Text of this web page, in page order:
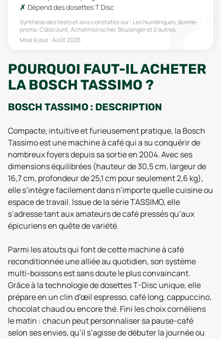
Dépend des dosettes T Disc
Synthèse des tests et avis constatés sur : Les Numériques, Bonne-
promo, Cdiscount, Achatmoinscher, Boulangeret 2 autres
Mise à jour :Août 2026
POURQUOI FAUT-IL ACHETER
LA BOSCH TASSIMO ?
BOSCH TASSIMO : DESCRIPTION
Compacte, intuitive et furieusement pratique, la Bosch
Tassimo est une machine à café qui a su conquérir de
nombreux foyers depuis sa sortie en 2004. Avec ses
dimensions équilibrées (hauteur de 30,5 cm, largeur de
16,7 cm, profondeur de 25,1 cm pour seulement 2,6 kg),
elle s’intègre facilement dans n’importe quelle cuisine ou
espace de travail. Issue de la série TASSIMO, elle
s’adresse tant aux amateurs de café pressés qu’aux
épicuriens en quête de variété.
Parmi les atouts qui font de cette machine à café
reconditionnée une alliée au quotidien, son système
multi-boissons est sans doute le plus convaincant.
Grâce à la technologie de dosettes T-Disc unique, elle
prépare en un clin d’œil espresso, café long, cappuccino,
chocolat chaud ou encore thé. Fini les choix cornéliens
le matin : chacun peut personnaliser sa pause-café
selon ses envies, qu’il s’agisse de débuter la journée ou